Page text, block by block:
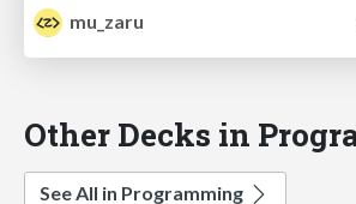
mu_zaru
Other Decks in
See All in Programming